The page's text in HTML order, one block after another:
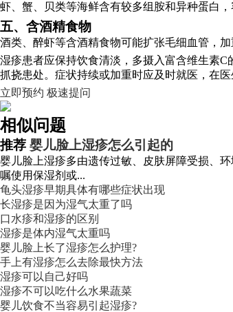
虾、蟹、贝类等海鲜含有较多组胺和异种蛋白
五、含酒精食物
酒类、醉虾等含酒精食物可能扩张毛细血管，
湿疹患者应保持饮食清淡，多摄入富含维生素
抓挠患处。症状持续或加重时应及时就医，在
立即预约 极速提问
相似问题
推荐 婴儿脸上湿疹怎么引起的
婴儿脸上湿疹多由遗传过敏、皮肤屏障受损、
嘱使用保湿剂或...
龟头湿疹早期具体有哪些症状出现
长湿疹是因为湿气太重了吗
口水疹和湿疹的区别
湿疹是体内湿气太重吗
婴儿脸上长了湿疹怎么护理?
手上有湿疹怎么去除最快方法
湿疹可以自己好吗
湿疹不可以吃什么水果蔬菜
婴儿饮食不当容易引起湿疹?